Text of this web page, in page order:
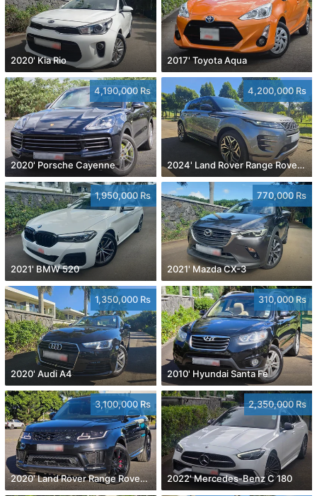
2020' Kia Rio 2017' Toyota Aqua
4,190,000 Rs
2020' Porsche Cayenne
4,200,000 Rs
2024' Land Rover Range Rover Evoque
1,950,000 Rs
2021' BMW 520
770,000 Rs
2021' Mazda CX-3
1,350,000 Rs
2020' Audi A4
310,000 Rs
2010' Hyundai Santa Fe
3,100,000 Rs
2020' Land Rover Range Rover Sport
2,350,000 Rs
2022' Mercedes-Benz C 180